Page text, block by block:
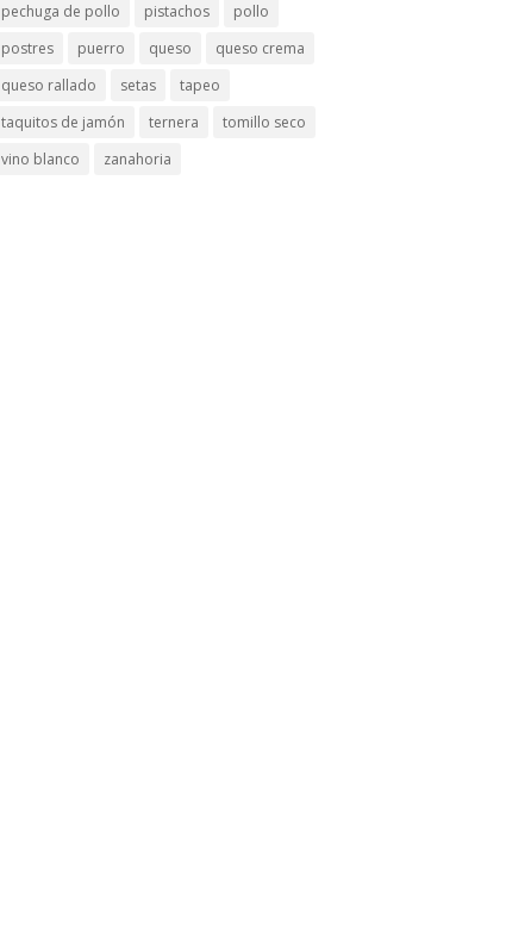
pechuga de pollo
pistachos
pollo
postres
puerro queso
queso crema
queso rallado
setas
tapeo
taquitos de jamón
ternera
tomillo seco
vino blanco
zanahoria